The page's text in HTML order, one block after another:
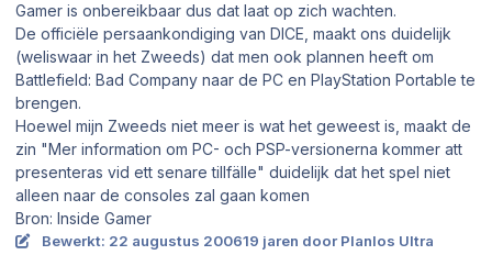
Gamer is onbereikbaar dus dat laat op zich wachten.
De officiële persaankondiging van DICE, maakt ons duidelijk
(weliswaar in het Zweeds) dat men ook plannen heeft om
Battlefield: Bad Company naar de PC en PlayStation Portable te
brengen.
Hoewel mijn Zweeds niet meer is wat het geweest is, maakt de
zin "Mer information om PC- och PSP-versionerna kommer att
presenteras vid ett senare tillfälle" duidelijk dat het spel niet
alleen naar de consoles zal gaan komen
Bron: Inside Gamer
Bewerkt: 22 augustus 200619 jaren door Planlos Ultra